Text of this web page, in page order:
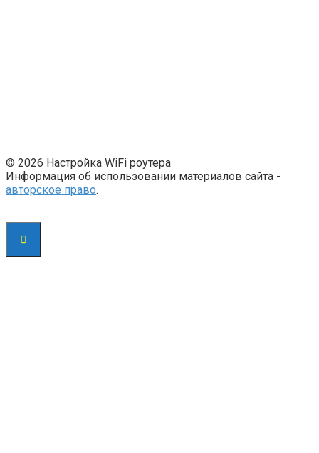
© 2026 Настройка WiFi роутера
Информация об использовании материалов сайта -
авторское право.